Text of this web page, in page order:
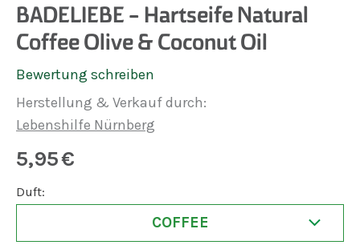
BADELIEBE - Hartseife Natural
Coffee Olive & Coconut Oil
Bewertung schreiben
Herstellung & Verkauf durch:
Lebenshilfe Nürnberg
5,95€
Duft:
COFFEE